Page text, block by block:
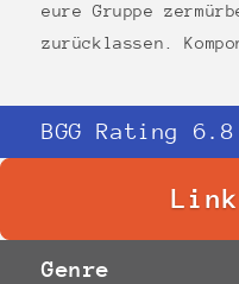
eure Gruppe
zurücklassen.
BGG Rating 6.8
Link
Genre